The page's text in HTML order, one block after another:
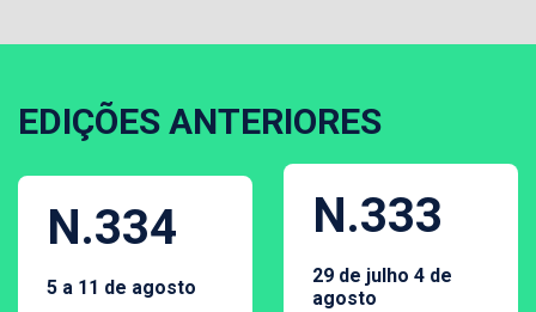
EDIÇÕES ANTERIORES
N.334
5 a 11 de agosto
N.333
29 de julho 4 de
agosto